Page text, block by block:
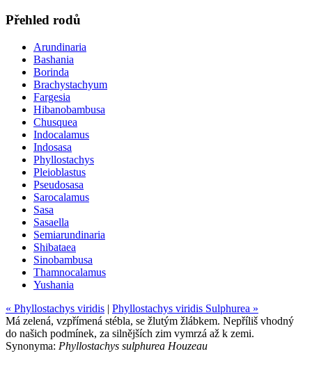
Přehled rodů
Arundinaria
Bashania
Borinda
Brachystachyum
Fargesia
Hibanobambusa
Chusquea
Indocalamus
Indosasa
Phyllostachys
Pleioblastus
Pseudosasa
Sarocalamus
Sasa
Sasaella
Semiarundinaria
Shibataea
Sinobambusa
Thamnocalamus
Yushania
« Phyllostachys viridis | Phyllostachys viridis Sulphurea »
Má zelená, vzpřímená stébla, se žlutým žlábkem. Nepříliš vhodný
do našich podmínek, za silnějších zim vymrzá až k zemi.
Synonyma: Phyllostachys sulphurea Houzeau